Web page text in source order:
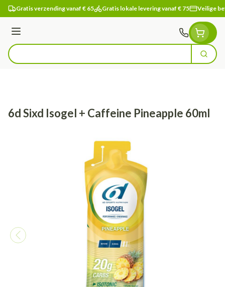
Ga naar de inhoud
Gratis verzending vanaf € 65 Gratis lokale levering vanaf € 75 Veilige
Menu
Product, merk, categorie... Zoek
6d Sixd Isogel + Caffeine Pineapple 60ml